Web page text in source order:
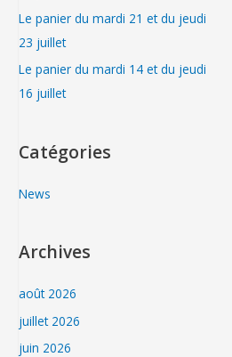
Le panier du mardi 21 et du jeudi
23 juillet
Le panier du mardi 14 et du jeudi
16 juillet
Catégories
News
Archives
août 2026
juillet 2026
juin 2026